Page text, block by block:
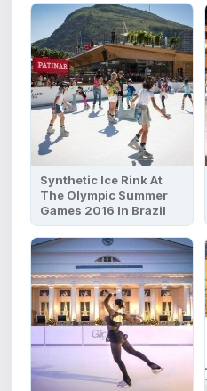
Synthetic Ice Rink At
The Olympic Summer
Games 2016 In Brazil